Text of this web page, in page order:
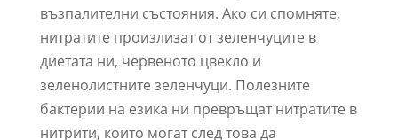
възпалителни състояния. Ако си спомняте,
нитратите произлизат от зеленчуците в
диетата ни, червеното цвекло и
зеленолистните зеленчуци. Полезните
бактерии на езика ни превръщат нитратите в
нитрити, които могат след това да